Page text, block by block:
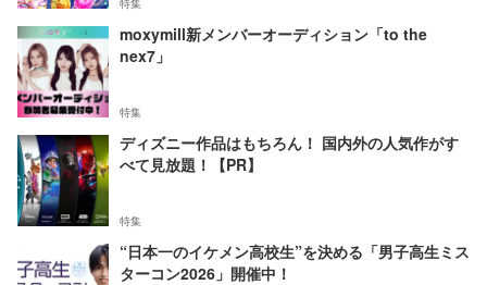
特集
moxymill新メンバーオーディション「to the
nex7」
特集
ディズニー作品はもちろん！ 国内外の人気作がす
べて見放題！【PR】
特集
“日本一のイケメン高校生”を決める「男子高生ミス
ターコン2026」開催中！